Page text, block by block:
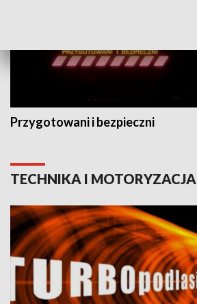
Przygotowani i bezpieczni
TECHNIKA I MOTORYZACJA